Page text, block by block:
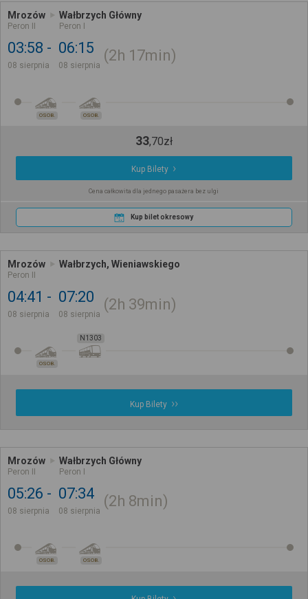
Mrozów
Peron II
Wałbrzych Główny
Peron I
03:58
08 sierpnia
06:15
08 sierpnia
2h 17min
OSOB. OSOB.
33,70zł
Kup Bilety
Cena całkowita dla jednego pasażera bez ulgi
Kup bilet okresowy
Mrozów
Peron II
Wałbrzych, Wieniawskiego
04:41
08 sierpnia
07:20
08 sierpnia
2h 39min
OSOB.
N1303
Kup Bilety
Mrozów
Peron II
Wałbrzych Główny
Peron I
05:26
08 sierpnia
07:34
08 sierpnia
2h 8min
OSOB. OSOB.